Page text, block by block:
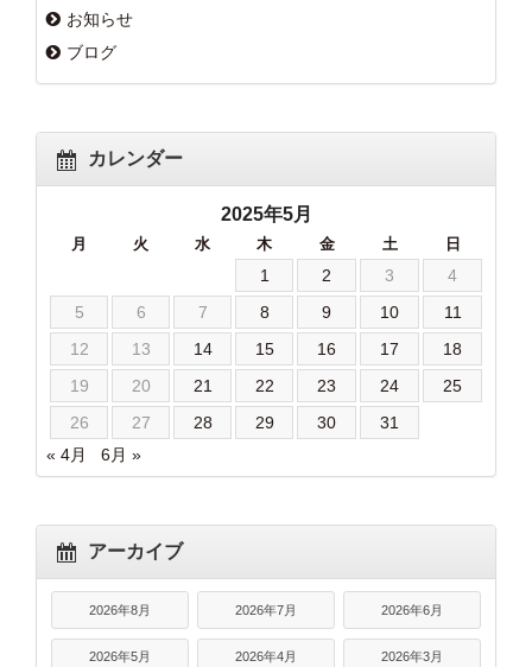
お知らせ
ブログ
カレンダー
2025年5月
月 火 水 木 金 土 日
1 2 3
4
5
6 7 8 9 10
11
12
13 14 15 16 17
18
19
20 21 22 23 24
25
26
27 28 29 30
31
« 4月
6月 »
アーカイブ
2026年8月 2026年7月 2026年6月
2026年5月 2026年4月 2026年3月